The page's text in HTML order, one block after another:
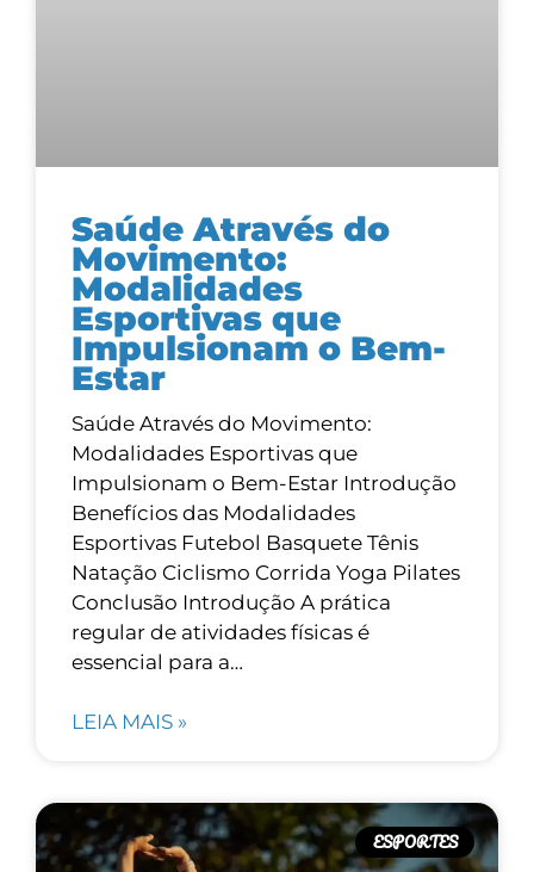
Saúde Através do
Movimento:
Modalidades
Esportivas que
Impulsionam o Bem-
Estar
Saúde Através do Movimento:
Modalidades Esportivas que
Impulsionam o Bem-Estar Introdução
Benefícios das Modalidades
Esportivas Futebol Basquete Tênis
Natação Ciclismo Corrida Yoga Pilates
Conclusão Introdução A prática
regular de atividades físicas é
essencial para a…
LEIA MAIS »
ESPORTES